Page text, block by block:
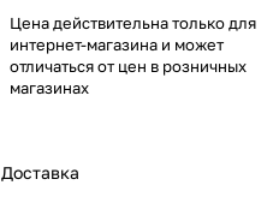
Цена действительна только для
интернет-магазина и может
отличаться от цен в розничных
магазинах
Доставка